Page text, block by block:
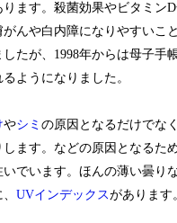
ます。殺菌効果やビタミン
んや白内障になりやすいこ
たが、1998年からは母子
ようになりました。
やシミ の原因となるだけでな
ます。などの原因となるた
でいます。ほんの薄い曇り
UVインデックスがあります